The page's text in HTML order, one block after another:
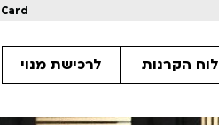
לוח הקרנות לרכישת מנוי